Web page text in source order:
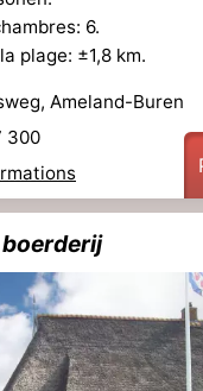
6.
plage: ±1,8 km.
Ameland-Buren
300
boerderij